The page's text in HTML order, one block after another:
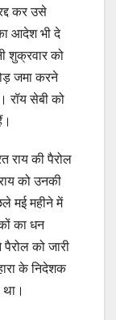
कर उसे
आदेश भी दे
शुक्रवार को
जमा करने
रॉय सेबी को
राय की पैरोल
को उनकी
मई महीने में
का धन
को जारी
के निदेशक
था।